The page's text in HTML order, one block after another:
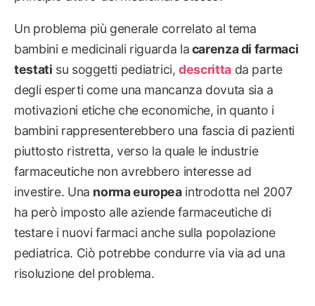
Un problema più generale correlato al tema
bambini e medicinali riguarda lacarenza di farmaci
testati su soggetti pediatrici,descrittada parte
degli esperti come una mancanza dovuta sia a
motivazioni etiche che economiche, in quanto i
bambini rappresenterebbero una fascia di pazienti
piuttosto ristretta, verso la quale le industrie
farmaceutiche non avrebbero interesse ad
investire. Una norma europeaintrodotta nel 2007
ha però imposto alle aziende farmaceutiche di
testare i nuovi farmaci anche sulla popolazione
pediatrica. Ciò potrebbe condurre via via ad una
risoluzione del problema.